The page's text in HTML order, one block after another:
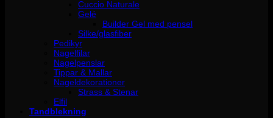
Cuccio Naturale
Gelé
Builder Gel med pensel
Silke/glasfiber
Pedikyr
Nagelfilar
Nagelpenslar
Tippar & Mallar
Nageldekorationer
Strass & Stenar
Elfil
Tandblekning